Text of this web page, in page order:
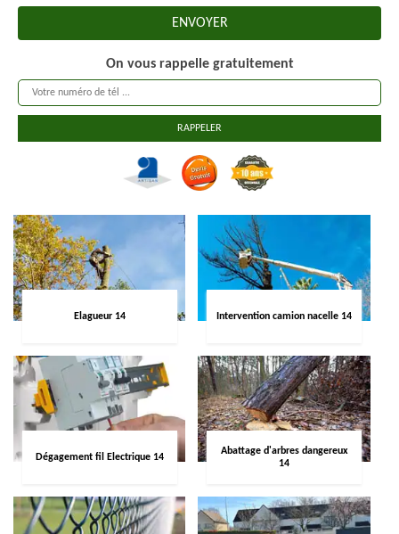
On vous rappelle gratuitement
Elagueur 14 Intervention camion nacelle 14
Dégagement fil Electrique 14
Abattage d'arbres dangereux
14